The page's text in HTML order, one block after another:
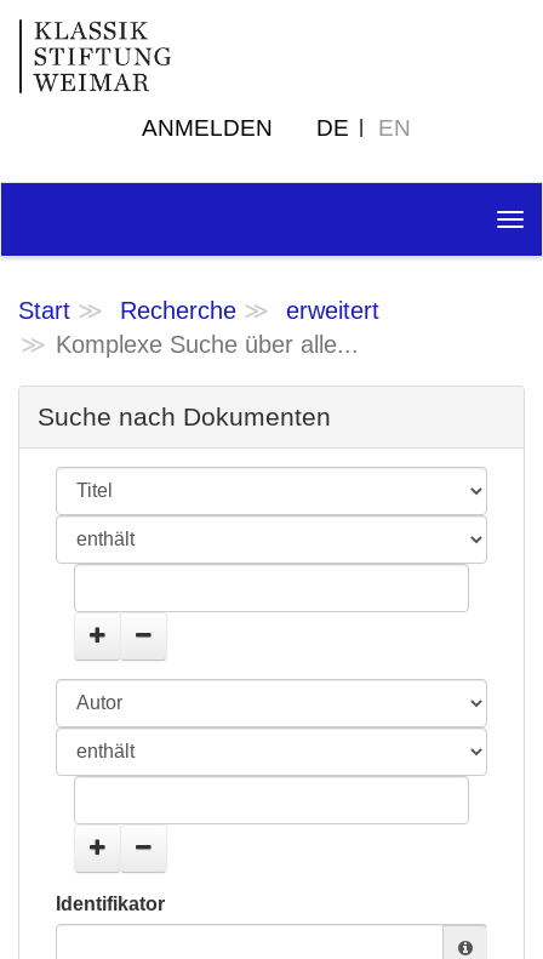
ANMELDEN DE EN
Start Recherche
erweitert
Komplexe Suche über alle...
Suche nach Dokumenten
Identifikator